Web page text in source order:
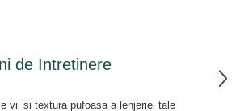
de Intretinere
vii si textura pufoasa a lenjeriei tale